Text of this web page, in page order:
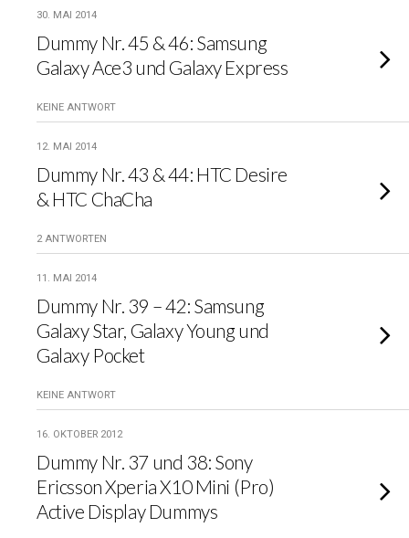
30. MAI 2014
Dummy Nr. 45 & 46: Samsung
Galaxy Ace3 und Galaxy Express
KEINE ANTWORT
12. MAI 2014
Dummy Nr. 43 & 44: HTC Desire
& HTC ChaCha
2 ANTWORTEN
11. MAI 2014
Dummy Nr. 39 – 42: Samsung
Galaxy Star, Galaxy Young und
Galaxy Pocket
KEINE ANTWORT
16. OKTOBER 2012
Dummy Nr. 37 und 38: Sony
Ericsson Xperia X10 Mini (Pro)
Active Display Dummys